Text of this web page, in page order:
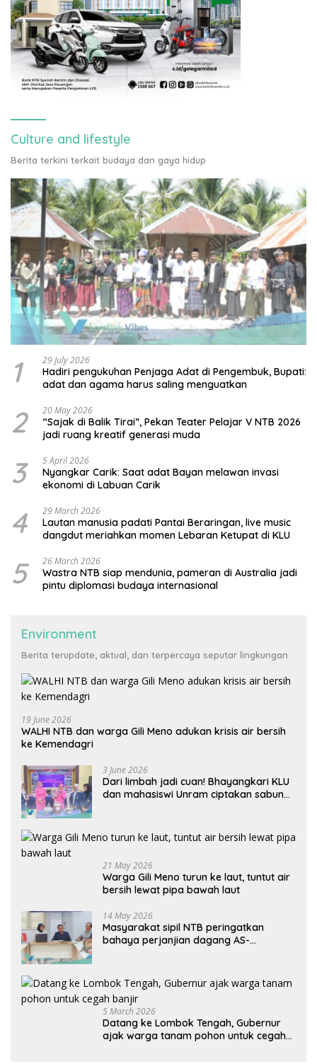
Culture and lifestyle
Berita terkini terkait budaya dan gaya hidup
1 29 July 2026
Hadiri pengukuhan Penjaga Adat di Pengembuk, Bupati:
adat dan agama harus saling menguatkan
2 20 May 2026
“Sajak di Balik Tirai”, Pekan Teater Pelajar V NTB 2026
jadi ruang kreatif generasi muda
3 5 April 2026
Nyangkar Carik: Saat adat Bayan melawan invasi
ekonomi di Labuan Carik
4 29 March 2026
Lautan manusia padati Pantai Beraringan, live music
dangdut meriahkan momen Lebaran Ketupat di KLU
5 26 March 2026
Wastra NTB siap mendunia, pameran di Australia jadi
pintu diplomasi budaya internasional
Environment
Berita terupdate, aktual, dan terpercaya seputar lingkungan
19 June 2026
WALHI NTB dan warga Gili Meno adukan krisis air bersih
ke Kemendagri
3 June 2026
Dari limbah jadi cuan! Bhayangkari KLU
dan mahasiswi Unram ciptakan sabun
21 May 2026
Warga Gili Meno turun ke laut, tuntut air
bersih lewat pipa bawah laut
14 May 2026
Masyarakat sipil NTB peringatkan
bahaya perjanjian dagang AS-
5 March 2026
Datang ke Lombok Tengah, Gubernur
ajak warga tanam pohon untuk cegah